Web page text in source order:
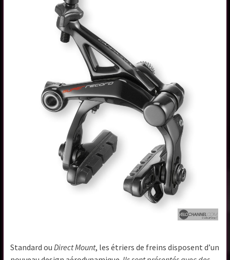
Standard ouDirect Mount, les étriers de freins disposent d’un